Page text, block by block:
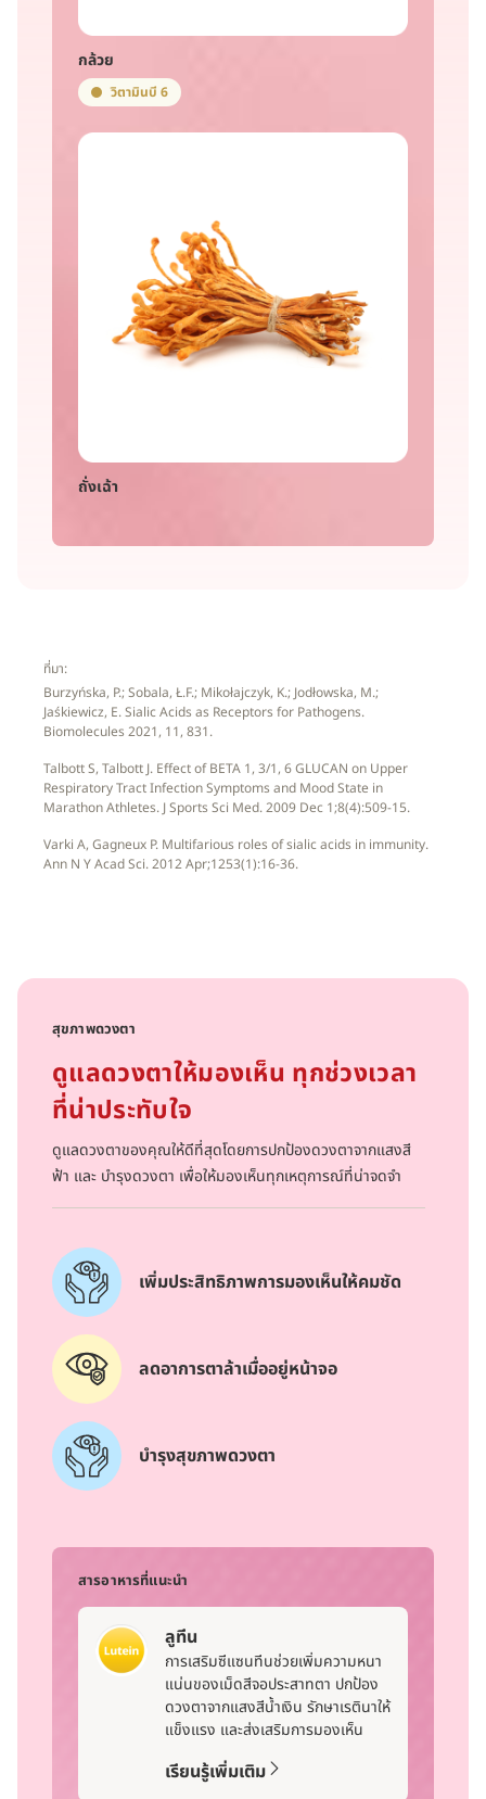
กล้วย
วิตามินบี 6
ถั่งเฉ้า
ที่มา:
Burzyńska, P.; Sobala, Ł.F.; Mikołajczyk, K.; Jodłowska, M.;
Jaśkiewicz, E. Sialic Acids as Receptors for Pathogens.
Biomolecules 2021, 11, 831.
Talbott S, Talbott J. Effect of BETA 1, 3/1, 6 GLUCAN on Upper
Respiratory Tract Infection Symptoms and Mood State in
Marathon Athletes. J Sports Sci Med. 2009 Dec 1;8(4):509-15.
Varki A, Gagneux P. Multifarious roles of sialic acids in immunity.
Ann N Y Acad Sci. 2012 Apr;1253(1):16-36.
สุขภาพดวงตา
ดูแลดวงตาให้มองเห็น ทุกช่วงเวลา
ที่น่าประทับใจ
ดูแลดวงตาของคุณให้ดีที่สุดโดยการปกป้องดวงตาจากแสงสี
ฟ้า และ บำรุงดวงตา เพื่อให้มองเห็นทุกเหตุการณ์ที่น่าจดจำ
เพิ่มประสิทธิภาพการมองเห็นให้คมชัด
ลดอาการตาล้าเมื่ออยู่หน้าจอ
บำรุงสุขภาพดวงตา
สารอาหารที่แนะนำ
ลูทีน
การเสริมซีแซนทีนช่วยเพิ่มความหนา
แน่นของเม็ดสีจอประสาทตา ปกป้อง
ดวงตาจากแสงสีน้ำเงิน รักษาเรตินาให้
แข็งแรง และส่งเสริมการมองเห็น
เรียนรู้เพิ่มเติม